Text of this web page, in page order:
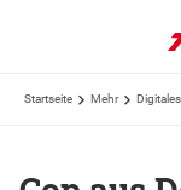
Startseite Mehr Digitales